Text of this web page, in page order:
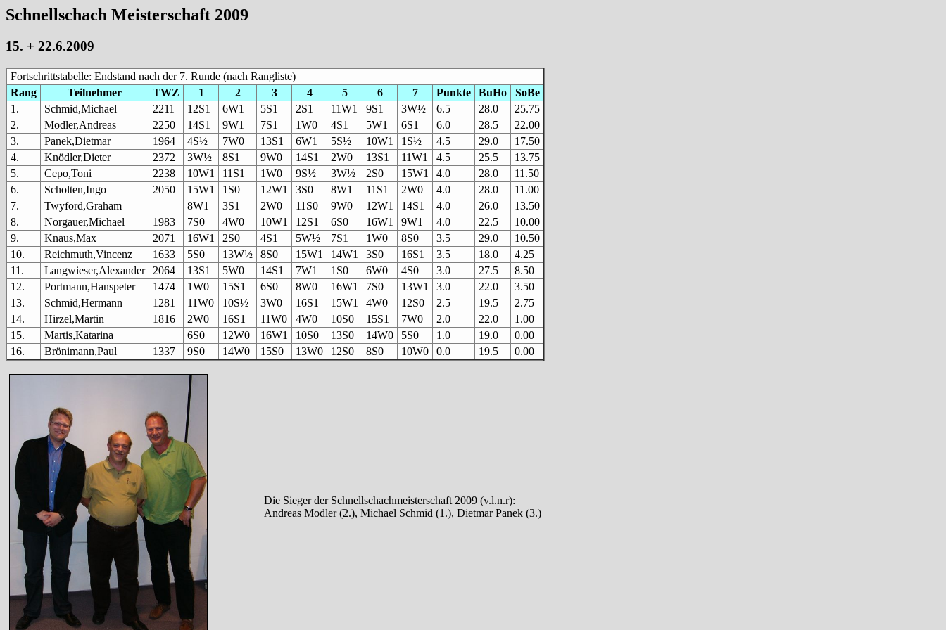
Schnellschach Meisterschaft 2009
15. + 22.6.2009
Fortschrittstabelle: Endstand nach der 7. Runde (nach Rangliste)
Rang
Teilnehmer TWZ 1 2 3 4 5 6 7 Punkte BuHo
SoBe
1.
Schmid,Michael 2211 12S1 6W1 5S1 2S1 11W1 9S1 3W½ 6.5 28.0
25.75
2.
Modler,Andreas 2250 14S1 9W1 7S1 1W0 4S1 5W1 6S1 6.0 28.5
22.00
3.
Panek,Dietmar 1964 4S½ 7W0 13S1 6W1 5S½ 10W1 1S½ 4.5 29.0
17.50
4.
Knödler,Dieter 2372 3W½ 8S1 9W0 14S1 2W0 13S1 11W1 4.5 25.5
13.75
5.
Cepo,Toni 2238 10W1 11S1 1W0 9S½ 3W½ 2S0 15W1 4.0 28.0
11.50
6.
Scholten,Ingo 2050 15W1 1S0 12W1 3S0 8W1 11S1 2W0 4.0 28.0
11.00
7.
Twyford,Graham 8W1 3S1 2W0 11S0 9W0 12W1 14S1 4.0 26.0
13.50
8.
Norgauer,Michael 1983 7S0 4W0 10W1 12S1 6S0 16W1 9W1 4.0 22.5
10.00
9.
Knaus,Max 2071 16W1 2S0 4S1 5W½ 7S1 1W0 8S0 3.5 29.0
10.50
10.
Reichmuth,Vincenz 1633 5S0 13W½ 8S0 15W1 14W1 3S0 16S1 3.5 18.0
4.25
11.
Langwieser,Alexander 2064 13S1 5W0 14S1 7W1 1S0 6W0 4S0 3.0 27.5
8.50
12.
Portmann,Hanspeter 1474 1W0 15S1 6S0 8W0 16W1 7S0 13W1 3.0 22.0
3.50
13.
Schmid,Hermann 1281 11W0 10S½ 3W0 16S1 15W1 4W0 12S0 2.5 19.5
2.75
14.
Hirzel,Martin 1816 2W0 16S1 11W0 4W0 10S0 15S1 7W0 2.0 22.0
1.00
15.
Martis,Katarina 6S0 12W0 16W1 10S0 13S0 14W0 5S0 1.0 19.0
0.00
16.
Brönimann,Paul 1337 9S0 14W0 15S0 13W0 12S0 8S0 10W0 0.0 19.5 0.00
Die Sieger der Schnellschachmeisterschaft 2009 (v.l.n.r):
Andreas Modler (2.), Michael Schmid (1.), Dietmar Panek (3.)